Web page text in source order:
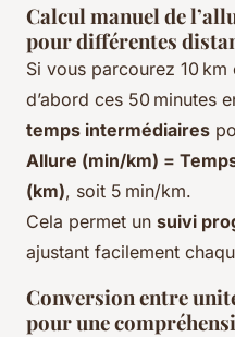
Calcul manuel de
pour différentes
Si vous parcourez 10
d’abord ces 50 minutes
temps intermédiaires
Allure (min/km) =
(km), soit 5 min/km.
Cela permet un suivi
ajustant facilement
Conversion entre
pour une